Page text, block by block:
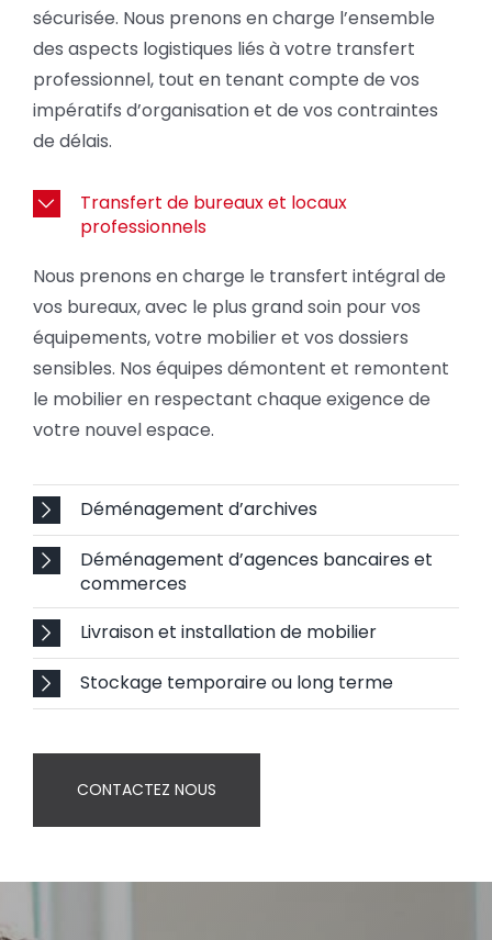
sécurisée. Nous prenons en charge l’ensemble
des aspects logistiques liés à votre transfert
professionnel, tout en tenant compte de vos
impératifs d’organisation et de vos contraintes
de délais.
Transfert de bureaux et locaux
professionnels
Nous prenons en charge le transfert intégral de
vos bureaux, avec le plus grand soin pour vos
équipements, votre mobilier et vos dossiers
sensibles. Nos équipes démontent et remontent
le mobilier en respectant chaque exigence de
votre nouvel espace.
Déménagement d’archives
Déménagement d’agences bancaires et
commerces
Livraison et installation de mobilier
Stockage temporaire ou long terme
CONTACTEZ NOUS